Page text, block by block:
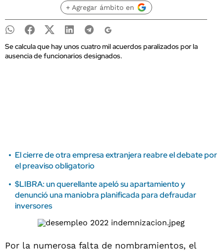
+ Agregar ámbito en
Se calcula que hay unos cuatro mil acuerdos paralizados por la
ausencia de funcionarios designados.
El cierre de otra empresa extranjera reabre el debate por
el preaviso obligatorio
$LIBRA: un querellante apeló su apartamiento y
denunció una maniobra planificada para defraudar
inversores
Por la numerosa falta de nombramientos, el